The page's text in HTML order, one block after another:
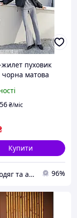
жилет пуховик
чорна матова
₴/міс
Купити
Plum - одяг та аксесуари 96%